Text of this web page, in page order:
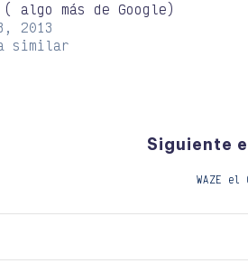
( algo más de Google)
2013
similar
Siguiente
WAZE el